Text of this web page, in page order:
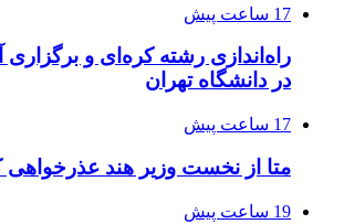
17 ساعت پیش
در دانشگاه تهران
17 ساعت پیش
متا از نخست وزیر هند عذرخواهی
19 ساعت پیش